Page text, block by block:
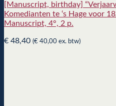
[Manuscript, birthday]
Komedianten te ‘s Hage voor
Manuscript, 4°, 2 p.
€ 48,40 (€ 40,00 ex. btw)